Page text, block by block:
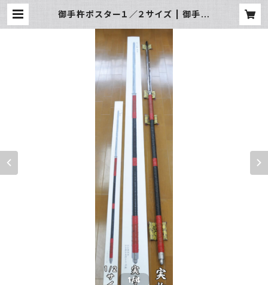
御手杵ポスター１／２サイズ | 御手杵
1/4